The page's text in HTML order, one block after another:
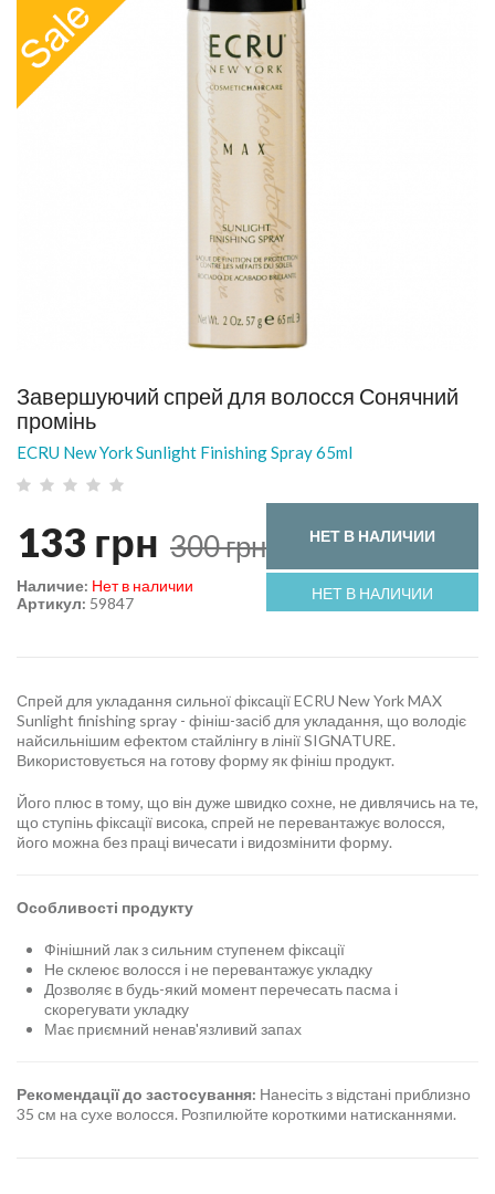
Завершуючий спрей для волосся Сонячний
промінь
ECRU New York Sunlight Finishing Spray 65ml
133 грн 300грн НЕТ В НАЛИЧИИ
НЕТ В НАЛИЧИИ
Артикул: 59847
Наличие: Нет в наличии
Спрей для укладання сильної фіксації ECRU New York MAX
Sunlight finishing spray - фініш-засіб для укладання, що володіє
найсильнішим ефектом стайлінгу в лінії SIGNATURE.
Використовується на готову форму як фініш продукт.
Його плюс в тому, що він дуже швидко сохне, не дивлячись на те,
що ступінь фіксації висока, спрей не перевантажує волосся,
його можна без праці вичесати і видозмінити форму.
Особливості продукту
Фінішний лак з сильним ступенем фіксації
Не склеює волосся і не перевантажує укладку
Дозволяє в будь-який момент перечесать пасма і
скорегувати укладку
Має приємний ненав'язливий запах
Рекомендації до застосування: Нанесіть з відстані приблизно
35 см на сухе волосся. Розпилюйте короткими натисканнями.